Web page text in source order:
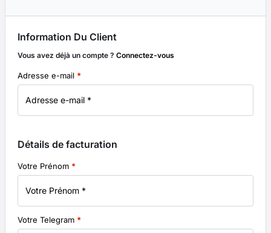
Information Du Client
Vous avez déjà un compte ? Connectez-vous
Adresse e-mail *
Détails de facturation
Votre Prénom *
Votre Telegram *